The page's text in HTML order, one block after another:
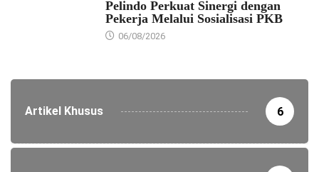
Pelindo Perkuat Sinergi dengan
Pekerja Melalui Sosialisasi PKB
06/08/2026
Artikel Khusus 6